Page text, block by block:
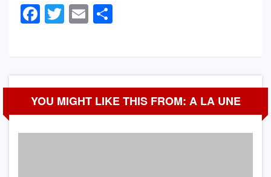
Facebook
Twitter
Email
YOU MIGHT LIKE THIS FROM: A LA UNE